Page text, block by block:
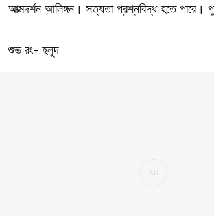
আত্মদর্শন আলিঙ্গন। সত্যতা প্রশ্নবিদ্ধ হতে পারে।
শুভ রং- হলুদ